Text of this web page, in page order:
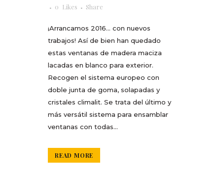
0 Likes Share
¡Arrancamos 2016… con nuevos
trabajos! Así de bien han quedado
estas ventanas de madera maciza
lacadas en blanco para exterior.
Recogen el sistema europeo con
doble junta de goma, solapadas y
cristales climalit. Se trata del último y
más versátil sistema para ensamblar
ventanas con todas...
READ MORE